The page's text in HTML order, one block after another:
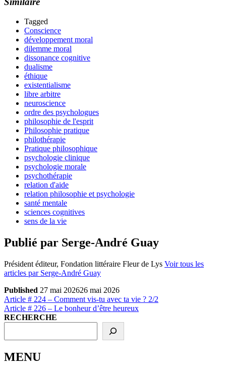
Tagged
Conscience
développement moral
dilemme moral
dissonance cognitive
dualisme
éthique
existentialisme
libre arbitre
neuroscience
ordre des psychologues
philosophie de l'esprit
Philosophie pratique
philothérapie
Pratique philosophique
psychologie clinique
psychologie morale
psychothérapie
relation d'aide
relation philosophie et psychologie
santé mentale
sciences cognitives
sens de la vie
Publié par Serge-André Guay
Président éditeur, Fondation littéraire Fleur de Lys Voir tous les
articles par Serge-André Guay
Published 27 mai 202626 mai 2026
Navigation
de
Previous
Post
Article # 224 – Comment vis-tu avec ta vie ? 2/2
Next
Post
Article # 226 – Le bonheur d’être heureux
RECHERCHE
MENU